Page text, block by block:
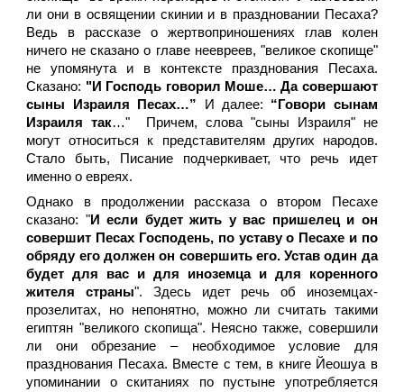
ли они в освящении скинии и в праздновании Песаха?
Ведь в рассказе о жертвоприношениях глав колен
ничего не сказано о главе неевреев, "великое скопище"
не упомянута и в контексте празднования Песаха.
Сказано: "И Господь говорил Моше… Да совершают
сыны Израиля Песах…”
И далее: “Говори сынам
Израиля так…" Причем, слова "сыны Израиля" не
могут относиться к представителям других народов.
Стало быть, Писание подчеркивает, что речь идет
именно о евреях.
Однако в продолжении рассказа о втором Песахе
сказано: "И если будет жить у вас пришелец и он
совершит Песах Господень, по уставу о Песахе и по
обряду его должен он совершить его. Устав один да
будет для вас и для иноземца и для коренного
жителя страны". Здесь идет речь об иноземцах-
прозелитах, но непонятно, можно ли считать такими
египтян "великого скопища". Неясно также, совершили
ли они обрезание – необходимое условие для
празднования Песаха. Вместе с тем, в книге Йеошуа в
упоминании о скитаниях по пустыне употребляется